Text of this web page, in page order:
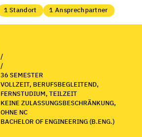
1 Standort 1 Ansprechpartner
/
/
36 SEMESTER
VOLLZEIT, BERUFSBEGLEITEND,
FERNSTUDIUM, TEILZEIT
KEINE ZULASSUNGSBESCHRÄNKUNG,
OHNE NC
BACHELOR OF ENGINEERING (B.ENG.)